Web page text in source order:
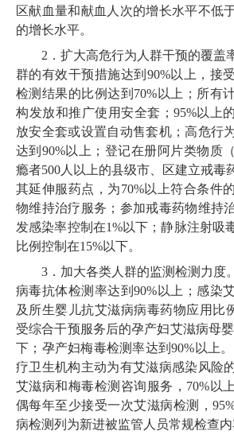
区献血量和献血人次的增长水平不低
的增长水平。
2．扩大高危行为人群干预的覆盖
群的有效干预措施达到90%以上，接
检测结果的比例达到70%以上；所有
构发放和推广使用安全套；95%以上
放安全套或设置自动售套机；高危行
达到90%以上；登记在册阿片类物质
瘾者500人以上的县级市、区建立戒毒
其延伸服药点，为70%以上符合条件
物维持治疗服务；参加戒毒药物维持
发感染率控制在1%以下；静脉注射吸
比例控制在15%以下。
3．加大各类人群的监测检测力度
病毒抗体检测率达到90%以上；感染
及所生婴儿抗艾滋病病毒药物应用比
受综合干预服务后的孕产妇艾滋病母
下；孕产妇梅毒检测率达到90%以上
疗卫生机构主动为有艾滋病感染风险
艾滋病和梅毒检测咨询服务，70%以
偶每年至少接受一次艾滋病检测，
病检测列为新进被监管人员常规检查内